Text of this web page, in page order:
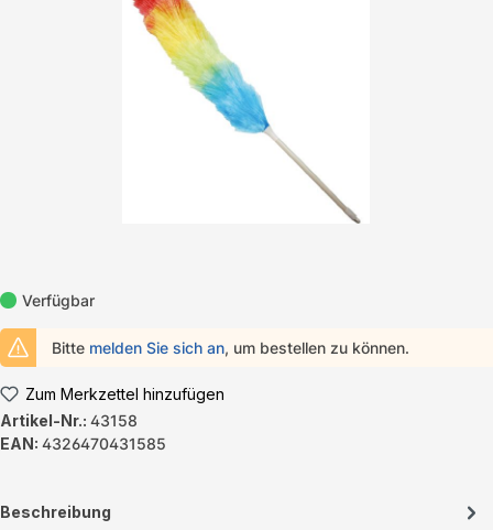
Verfügbar
Bitte melden Sie sich an, um bestellen zu können.
Zum Merkzettel hinzufügen
Artikel-Nr.: 43158
EAN: 4326470431585
Beschreibung